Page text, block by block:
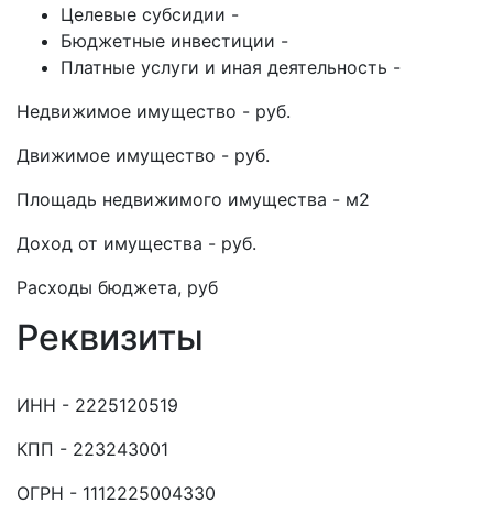
Целевые субсидии -
Бюджетные инвестиции -
Платные услуги и иная деятельность -
Недвижимое имущество - руб.
Движимое имущество - руб.
Площадь недвижимого имущества - м2
Доход от имущества - руб.
Расходы бюджета, руб
Реквизиты
ИНН - 2225120519
КПП - 223243001
ОГРН - 1112225004330